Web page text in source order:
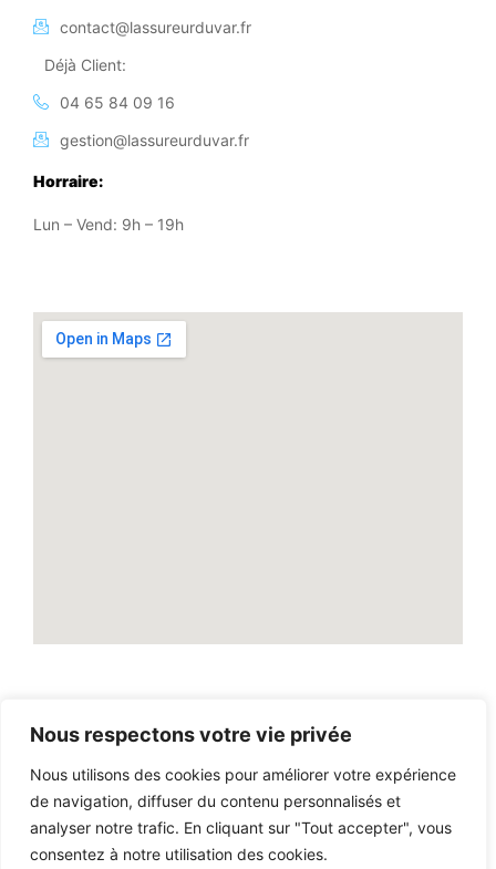
Nous respectons votre vie privée
Nous utilisons des cookies pour améliorer votre expérience
de navigation, diffuser du contenu personnalisés et
analyser notre trafic. En cliquant sur "Tout accepter", vous
consentez à notre utilisation des cookies.
contact@lassureurduvar.fr
Déjà Client:
04 65 84 09 16
gestion@lassureurduvar.fr
Horraire:
Lun – Vend: 9h – 19h
© Tout droit reservé par LASSUREUR DU VAR